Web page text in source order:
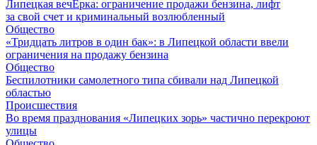
Липецкая вечЁрка: ограничение продажи бензина, лифт
за свой счет и криминальный возлюбленный
Общество
«Тридцать литров в один бак»: в Липецкой области ввели
ограничения на продажу бензина
Общество
Беспилотники самолетного типа сбивали над Липецкой
областью
Происшествия
Во время празднования «Липецких зорь» частично перекроют
улицы